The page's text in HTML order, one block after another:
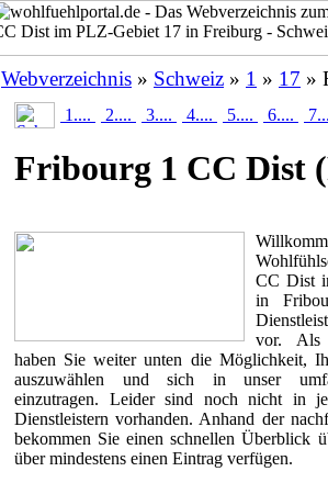
Webverzeichnis » Schweiz » 1 » 17 »
1.... 2.... 3.... 4.... 5.... 6....
Fribourg 1 CC Dist
CC Dist
in
vor. Als
haben Sie weiter unten die Möglichkeit,
auszuwählen und sich in unser
einzutragen. Leider sind noch nicht in
Dienstleistern vorhanden. Anhand der
bekommen Sie einen schnellen Überblick
über mindestens einen Eintrag verfügen.